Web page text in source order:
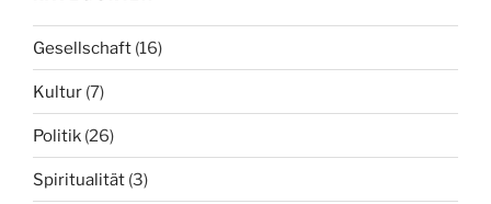
Gesellschaft (16)
Kultur (7)
Politik (26)
Spiritualität (3)